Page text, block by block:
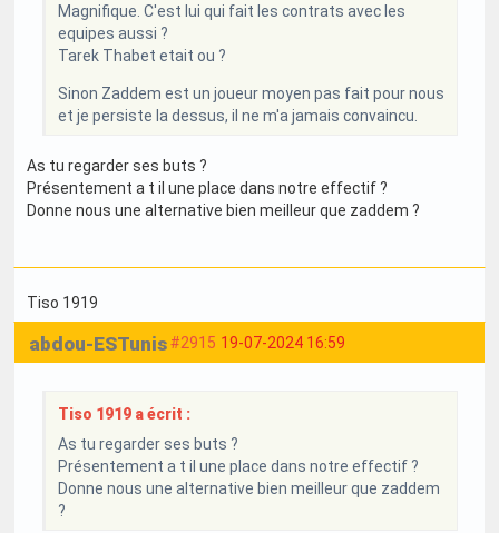
Magnifique. C'est lui qui fait les contrats avec les
equipes aussi ?
Tarek Thabet etait ou ?
Sinon Zaddem est un joueur moyen pas fait pour nous
et je persiste la dessus, il ne m'a jamais convaincu.
As tu regarder ses buts ?
Présentement a t il une place dans notre effectif ?
Donne nous une alternative bien meilleur que zaddem ?
Tiso 1919
#2915 19-07-2024 16:59
abdou-ESTunis
Tiso 1919 a écrit :
As tu regarder ses buts ?
Présentement a t il une place dans notre effectif ?
Donne nous une alternative bien meilleur que zaddem
?